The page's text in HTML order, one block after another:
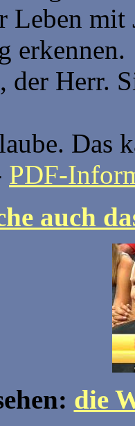
Leben mit
erkennen.
der Herr.
Das
PDF-
auch
die